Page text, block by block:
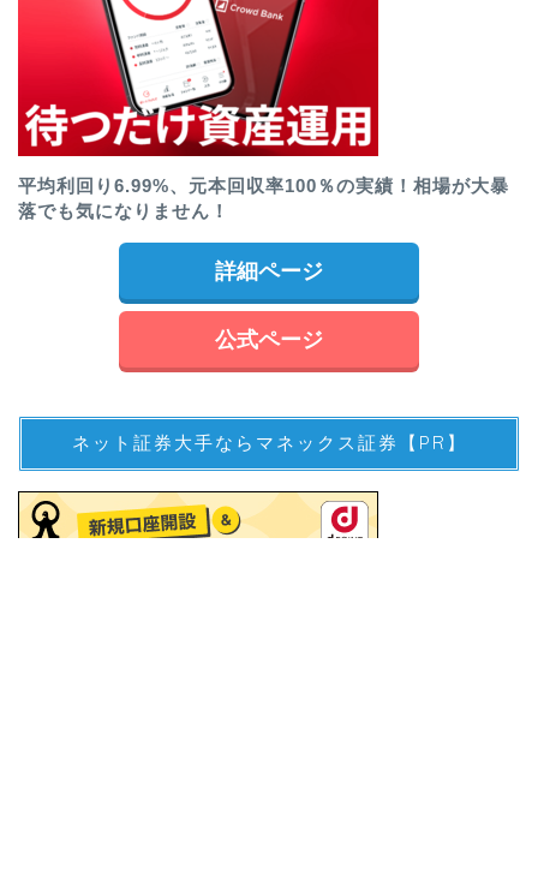
平均利回り6.99%、元本回収率100％の実績！相場が大暴
落でも気になりません！
詳細ページ
公式ページ
ネット証券大手ならマネックス証券【PR】